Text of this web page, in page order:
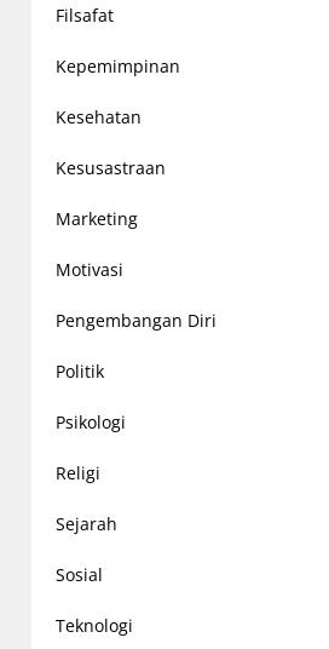
Filsafat
Kepemimpinan
Kesehatan
Kesusastraan
Marketing
Motivasi
Pengembangan Diri
Politik
Psikologi
Religi
Sejarah
Sosial
Teknologi